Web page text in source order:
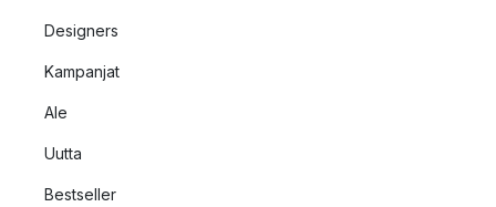
Designers
Kampanjat
Ale
Uutta
Bestseller